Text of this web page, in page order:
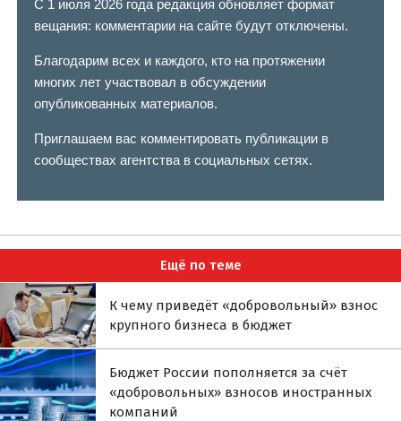
С 1 июля 2026 года редакция обновляет формат
вещания: комментарии на сайте будут отключены.
Благодарим всех и каждого, кто на протяжении
многих лет участвовал в обсуждении
опубликованных материалов.
Приглашаем вас комментировать публикации в
сообществах агентства в социальных сетях.
Ещё по теме
К чему приведёт «добровольный» взнос
крупного бизнеса в бюджет
Бюджет России пополняется за счёт
«добровольных» взносов иностранных
компаний